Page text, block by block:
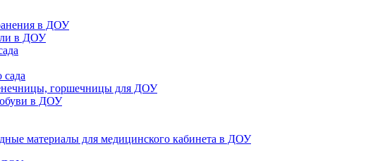
в ДОУ
в ДОУ
сада
горшечницы для ДОУ
в ДОУ
материалы для медицинского кабинета в ДОУ